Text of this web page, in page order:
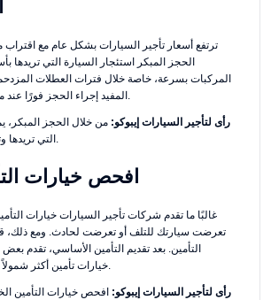
ترتفع أسعار تأجير السيارات بشكل عام مع اقتراب
الحجز المبكر استئجار السيارة التي تريدها
المركبات بسرعة، خاصة خلال فترات العطلات
المفيد إجراء الحجز فورًا عند معرفة مواعيد سفرك.
رأى لتأجير السيارات إيبوكو: من خلال الحجز المبكر،
التي تريدها وتجنب ارتفاع الأسعار.
افحص خيارات
غالبًا ما تقدم شركات تأجير السيارات خيارات
تعرضت سيارتك للتلف أو تعرضت لحادث. ومع ذلك،
التأمين. بعد تقديم التأمين الأساسي، تقدم
خيارات تأمين أكثر شمولاً مقابل رسوم إضافية.
رأى لتأجير السيارات إيبوكو: افحص خيارات التأمين